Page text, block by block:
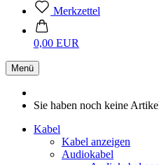
Merkzettel
0,00 EUR
Menü
Sie haben noch keine
Kabel
Kabel anzeigen
Audiokabel